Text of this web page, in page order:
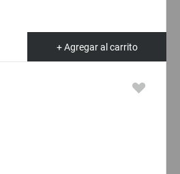
+ Agregar al carrito